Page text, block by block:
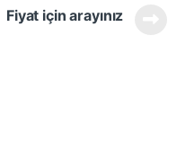
Fiyat için arayınız